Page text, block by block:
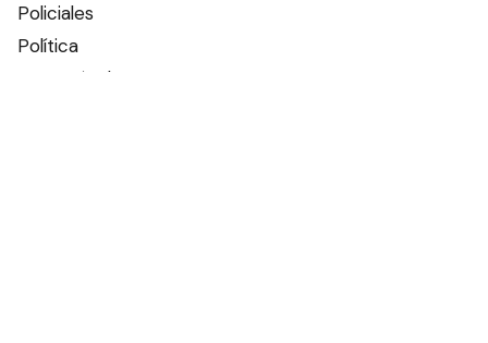
Policiales
Política
Espectáculos